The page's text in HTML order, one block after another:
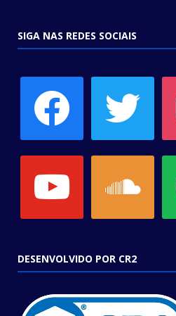
SIGA NAS REDES SOCIAIS
DESENVOLVIDO POR CR2